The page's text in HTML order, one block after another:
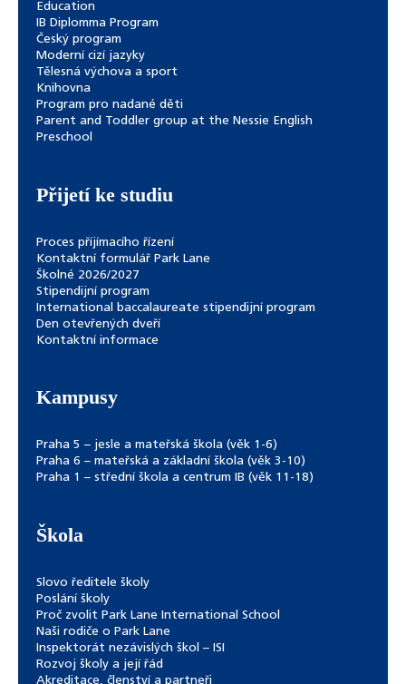
Education
IB Diplomma Program
Český program
Moderní cizí jazyky
Tělesná výchova a sport
Knihovna
Program pro nadané děti
Parent and Toddler group at the Nessie English
Preschool
Přijetí ke studiu
Proces příjímacího řízení
Kontaktní formulář Park Lane
Školné 2026/2027
Stipendijní program
International baccalaureate stipendijní program
Den otevřených dveří
Kontaktní informace
Kampusy
Praha 5 – jesle a mateřská škola (věk 1-6)
Praha 6 – mateřská a základní škola (věk 3-10)
Praha 1 – střední škola a centrum IB (věk 11-18)
Škola
Slovo ředitele školy
Poslání školy
Proč zvolit Park Lane International School
Naši rodiče o Park Lane
Inspektorát nezávislých škol – ISI
Rozvoj školy a její řád
Akreditace, členství a partneři